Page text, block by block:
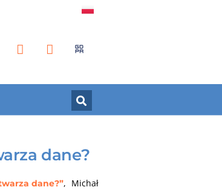
dane?
dane?”, Michał